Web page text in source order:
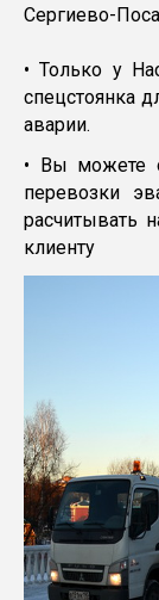
Сергиево-
• Только у
спецстоянка
аварии.
• Вы можете
перевозки
расчитывать
клиенту